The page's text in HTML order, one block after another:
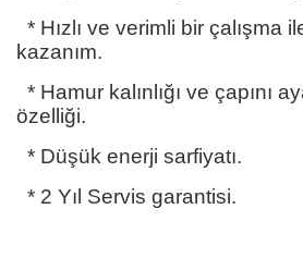
* Hızlı ve verimli bir çalışma
kazanım.
* Hamur kalınlığı ve çapını
özelliği.
* Düşük enerji sarfiyatı.
* 2 Yıl Servis garantisi.